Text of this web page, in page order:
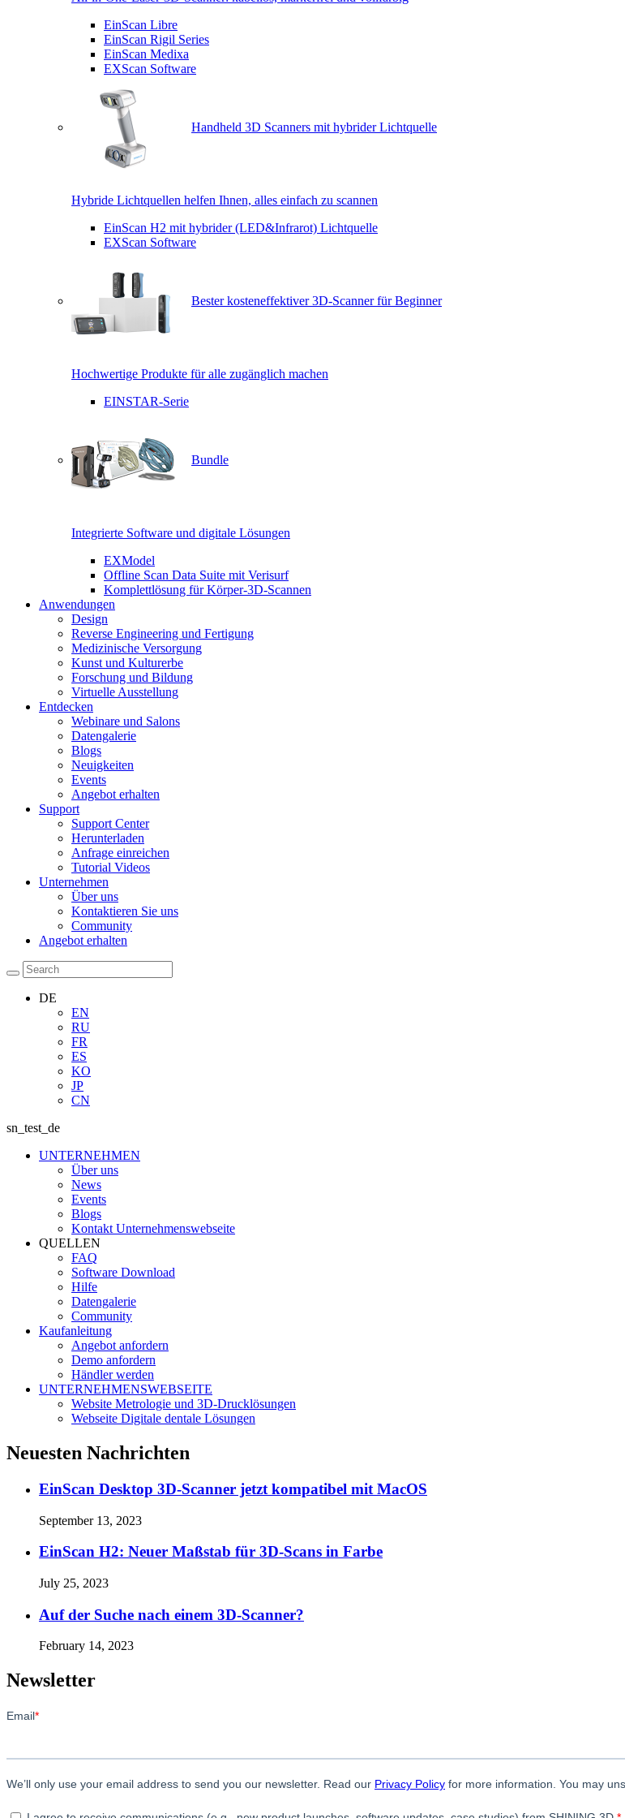
EinScan Libre
EinScan Rigil Series
EinScan Medixa
EXScan Software
Handheld 3D Scanners mit hybrider Lichtquelle
Hybride Lichtquellen helfen Ihnen, alles einfach zu scannen
EinScan H2 mit hybrider (LED&Infrarot) Lichtquelle
EXScan Software
Bester kosteneffektiver 3D-Scanner für Beginner
Hochwertige Produkte für alle zugänglich machen
EINSTAR-Serie
Bundle
Integrierte Software und digitale Lösungen
EXModel
Offline Scan Data Suite mit Verisurf
Komplettlösung für Körper-3D-Scannen
Anwendungen
Design
Reverse Engineering und Fertigung
Medizinische Versorgung
Kunst und Kulturerbe
Forschung und Bildung
Virtuelle Ausstellung
Entdecken
Webinare und Salons
Datengalerie
Blogs
Neuigkeiten
Events
Angebot erhalten
Support
Support Center
Herunterladen
Anfrage einreichen
Tutorial Videos
Unternehmen
Über uns
Kontaktieren Sie uns
Community
Angebot erhalten
DE
EN
RU
FR
ES
KO
JP
CN
sn_test_de
UNTERNEHMEN
Über uns
News
Events
Blogs
Kontakt Unternehmenswebseite
QUELLEN
FAQ
Software Download
Hilfe
Datengalerie
Community
Kaufanleitung
Angebot anfordern
Demo anfordern
Händler werden
UNTERNEHMENSWEBSEITE
Website Metrologie und 3D-Drucklösungen
Webseite Digitale dentale Lösungen
Neuesten Nachrichten
EinScan Desktop 3D-Scanner jetzt kompatibel mit MacOS
September 13, 2023
EinScan H2: Neuer Maßstab für 3D-Scans in Farbe
July 25, 2023
Auf der Suche nach einem 3D-Scanner?
February 14, 2023
Newsletter